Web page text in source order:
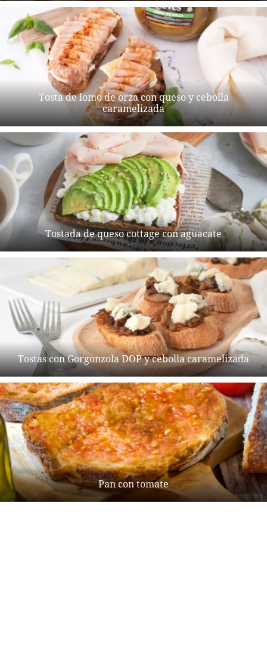
Tosta de lomo de orza con queso y cebolla
caramelizada
Tostada de queso cottage con aguacate
Tostas con Gorgonzola DOP y cebolla caramelizada
Pan con tomate